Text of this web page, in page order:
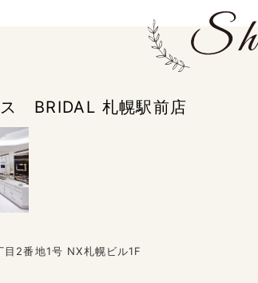
BRIDAL 札幌駅前店
2番地1号 NX札幌ビル1F